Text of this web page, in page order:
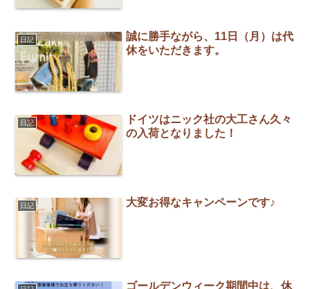
日記
誠に勝手ながら、11日（月）は代
休をいただきます。
日記
ドイツはニック社の大工さん久々
の入荷となりました！
日記 大変お得なキャンペーンです♪
ゴールデンウィーク期間中は、休